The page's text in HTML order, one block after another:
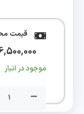
قیمت
موجود در انبار